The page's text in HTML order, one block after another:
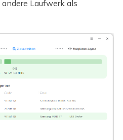
Laufwerk als